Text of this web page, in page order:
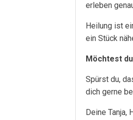
erleben
Heilung ist
ein Stück
Möchtest
Spürst du,
dich gerne
Deine Tanja,